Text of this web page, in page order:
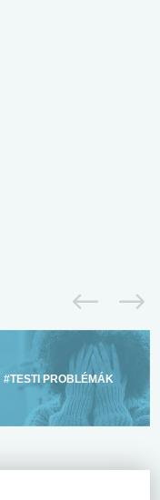
#TESTI PROBLÉMÁK